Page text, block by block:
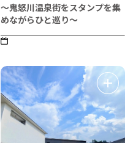
～鬼怒川温泉街をスタンプを集
めながらひと巡り～